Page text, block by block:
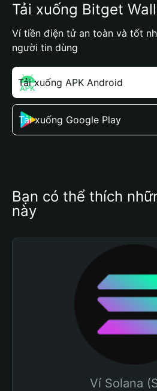
Tải xuống Bitget
Ví tiền điện tử an toàn và tốt
người tin dùng
Tải xuống APK Android
Tải xuống Google Play
Bạn có thể thích
này
Ví Solana